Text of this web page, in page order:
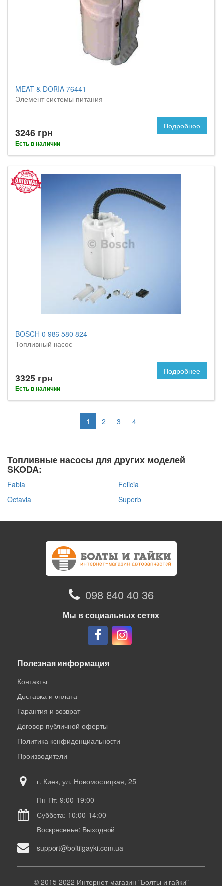
MEAT & DORIA 76441
Элемент системы питания
3246 грн
Есть в наличии
Подробнее
BOSCH 0 986 580 824
Топливный насос
3325 грн
Есть в наличии
Подробнее
1 2 3 4
Топливные насосы для других моделей
SKODA:
Fabia
Felicia
Octavia
Superb
098 840 40 36
Мы в социальных сетях
Полезная информация
Контакты
Доставка и оплата
Гарантия и возврат
Договор публичной оферты
Политика конфиденциальности
Производители
г. Киев, ул. Новомостицкая, 25
Пн-Пт: 9:00-19:00
Суббота: 10:00-14:00
Воскресенье: Выходной
support@boltiigayki.com.ua
© 2015-2022 Интернет-магазин "Болты и гайки"